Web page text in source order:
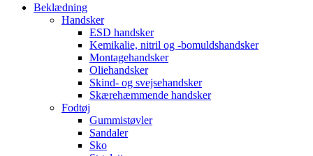
Beklædning
Handsker
ESD handsker
Kemikalie, nitril og -bomuldshandsker
Montagehandsker
Oliehandsker
Skind- og svejsehandsker
Skærehæmmende handsker
Fodtøj
Gummistøvler
Sandaler
Sko